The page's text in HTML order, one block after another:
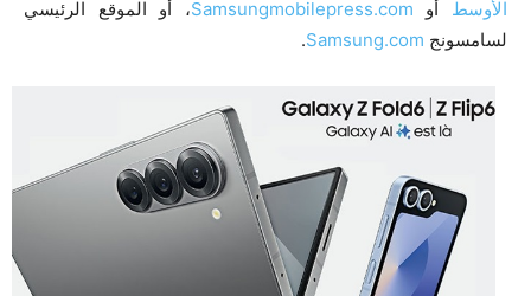
الأوسط أو Samsungmobilepress.com، أو الموقع الرئيسي
لسامسونج Samsung.com
.